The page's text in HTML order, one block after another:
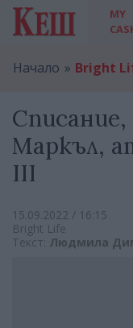
MY
Начало Bright
Маркъл,
III
15.09.2022 / 16:15
Bright Life
Текст: Людмила